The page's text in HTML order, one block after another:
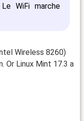
WiFi marche
Wireless 8260)
Or Linux Mint 17.3 a